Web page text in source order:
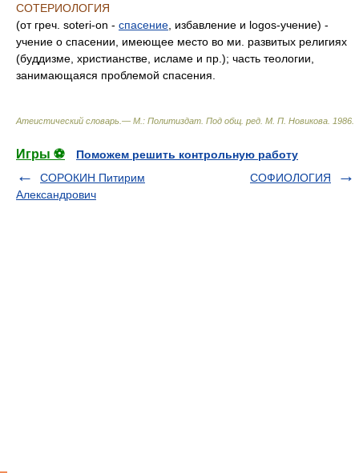
СОТЕРИОЛОГИЯ
(от греч. soteri-on - спасение , избавление и logos-учение) -
учение о спасении, имеющее место во ми. развитых религиях
(буддизме, христианстве, исламе и пр.); часть теологии,
занимающаяся проблемой спасения.
Атеистический словарь.— М.: Политиздат Под общ. ред. М. П. Новикова 1986
Игры ⚽
Поможем решить контрольную работу
СОРОКИН Питирим
Александрович
СОФИОЛОГИЯ